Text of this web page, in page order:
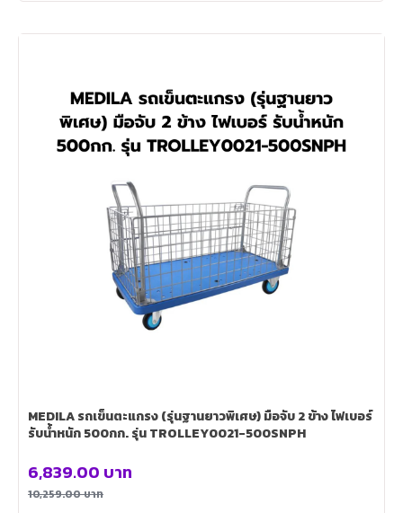
MEDILA รถเข็นตะแกรง (รุ่นฐานยาวพิเศษ) มือจับ 2 ข้าง ไฟเบอร์
รับน้ำหนัก 500กก. รุ่น TROLLEY0021-500SNPH
10,259.00บาท
6,839.00 บาท